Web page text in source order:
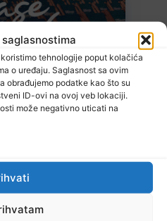
tehnologije poput kolačića
o uređaju. Saglasnost sa ovim
obrađujemo podatke kao što su
ID-ovi na ovoj veb lokaciji.
može negativno uticati na